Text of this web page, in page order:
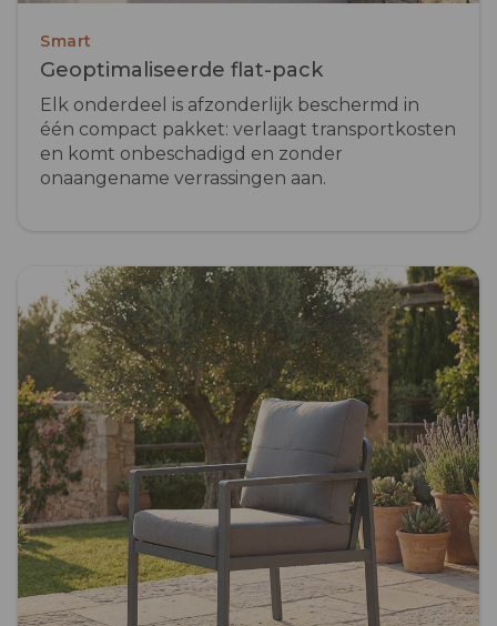
Smart
Geoptimaliseerde flat-pack
Elk onderdeel is afzonderlijk beschermd in
één compact pakket: verlaagt transportkosten
en komt onbeschadigd en zonder
onaangename verrassingen aan.